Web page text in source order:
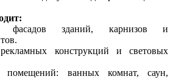
фасадов зданий, карнизов и
конструкций и световых
помещений: ванных комнат, саун,